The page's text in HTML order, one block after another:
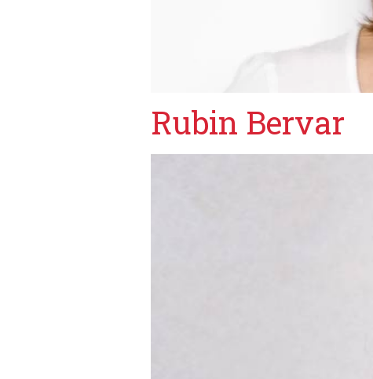
Rubin Bervar